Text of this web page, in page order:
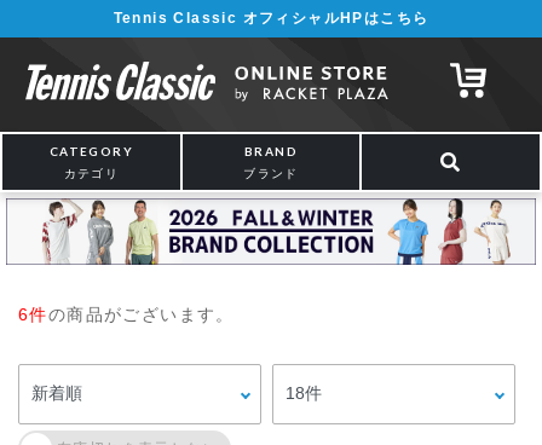
Tennis Classic オフィシャルHPはこちら
CATEGORY
カテゴリ
BRAND
ブランド
6件の商品がございます。